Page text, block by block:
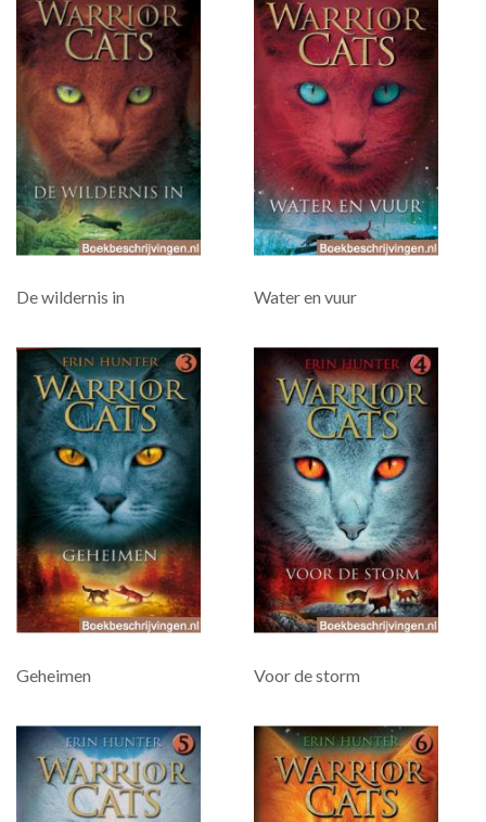
De wildernis in Water en vuur
Geheimen Voor de storm